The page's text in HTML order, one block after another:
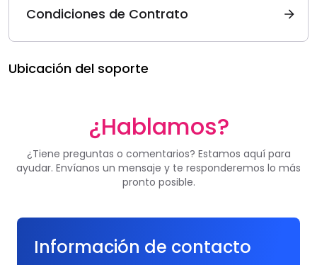
Condiciones de Contrato
Ubicación del soporte
¿Hablamos?
¿Tiene preguntas o comentarios? Estamos aquí para
ayudar. Envíanos un mensaje y te responderemos lo más
pronto posible.
Información de contacto